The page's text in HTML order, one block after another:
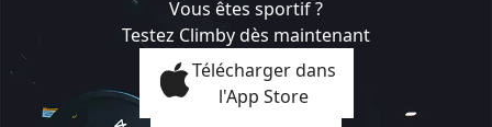
Vous êtes sportif ?
Testez Climby dès maintenant
Télécharger dans
l'App Store